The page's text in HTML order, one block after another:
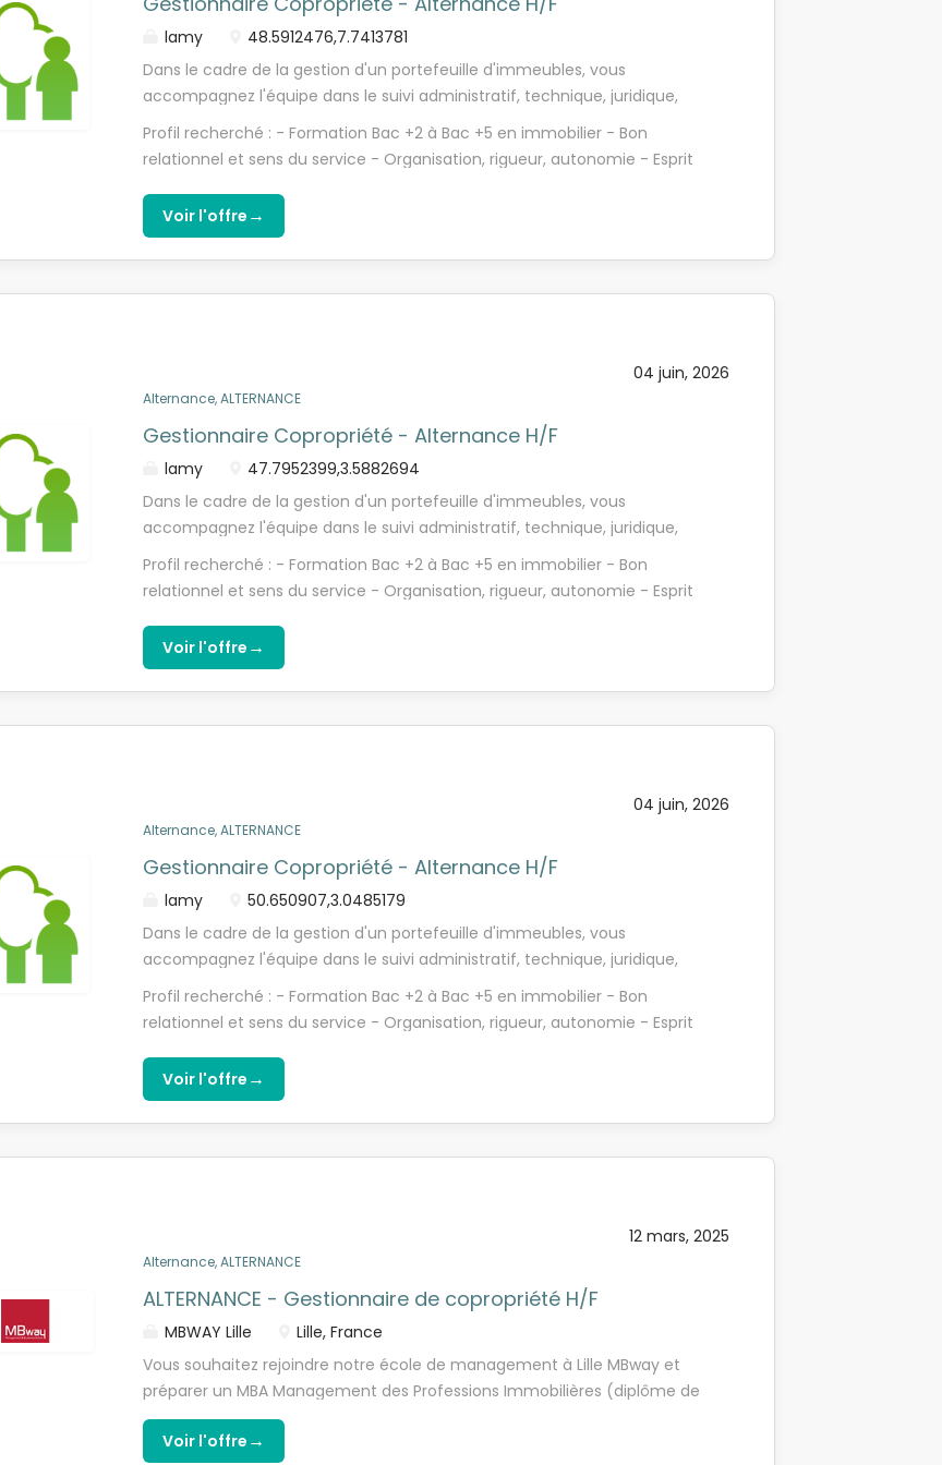
lamy
48.5912476,7.7413781
Dans le cadre de la gestion d'un portefeuille d'immeubles, vous
accompagnez l'équipe dans le suivi administratif, technique, juridique,
comptable et commercial, afin de contribuer à sa pérennisation, à son
développement et à la coordination des activités transverses.
Accompagné(e) par votre tuteur, vous contribuerez aux missions suivantes
: - Gérer un immeuble / Pérenniser le portefeuille - Développer son
portefeuille - Analyser la rentabilité des immeubles - Contribuer activement
Profil recherché : - Formation Bac +2 à Bac +5 en immobilier - Bon
relationnel et sens du service - Organisation, rigueur, autonomie - Esprit
Office
Voir l'offre →
04 juin, 2026
Alternance, ALTERNANCE
Gestionnaire Copropriété - Alternance H/F
lamy
47.7952399,3.5882694
Dans le cadre de la gestion d'un portefeuille d'immeubles, vous
accompagnez l'équipe dans le suivi administratif, technique, juridique,
comptable et commercial, afin de contribuer à sa pérennisation, à son
développement et à la coordination des activités transverses.
Accompagné(e) par votre tuteur, vous contribuerez aux missions suivantes
: - Gérer un immeuble / Pérenniser le portefeuille - Développer son
portefeuille - Analyser la rentabilité des immeubles - Contribuer activement
Profil recherché : - Formation Bac +2 à Bac +5 en immobilier - Bon
relationnel et sens du service - Organisation, rigueur, autonomie - Esprit
Office
Voir l'offre →
04 juin, 2026
Alternance, ALTERNANCE
Gestionnaire Copropriété - Alternance H/F
lamy
50.650907,3.0485179
Dans le cadre de la gestion d'un portefeuille d'immeubles, vous
accompagnez l'équipe dans le suivi administratif, technique, juridique,
comptable et commercial, afin de contribuer à sa pérennisation, à son
développement et à la coordination des activités transverses.
Accompagné(e) par votre tuteur, vous contribuerez aux missions suivantes
: - Gérer un immeuble / Pérenniser le portefeuille - Développer son
portefeuille - Analyser la rentabilité des immeubles - Contribuer activement
Profil recherché : - Formation Bac +2 à Bac +5 en immobilier - Bon
relationnel et sens du service - Organisation, rigueur, autonomie - Esprit
Office
Voir l'offre →
12 mars, 2025
Alternance, ALTERNANCE
ALTERNANCE - Gestionnaire de copropriété H/F
MBWAY Lille
Lille, France
Vous souhaitez rejoindre notre école de management à Lille MBway et
préparer un MBA Management des Professions Immobilières (diplôme de
niveau 7, certifié RNCP). Vous êtes titulaire d'un Bac+3 (obligatoire). Alors,
cette offre est peut-être pour vous ! Notre client, acteur majeur de
Voir l'offre →